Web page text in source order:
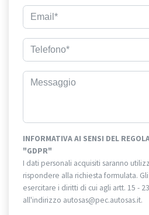
INFORMATIVA AI SENSI DEL
"GDPR"
I dati personali acquisiti saranno
rispondere alla richiesta formulata.
esercitare i diritti di cui agli artt. 15 -
all'indirizzo autosas@pec.autosas.it.